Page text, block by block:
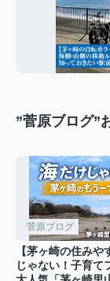
”菅原ブログ”
菅原ブログ
【茅ヶ崎の住みや
じゃない！子育て